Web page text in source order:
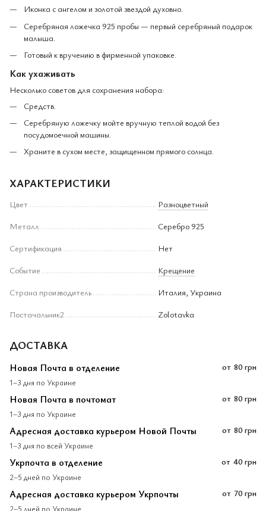
Иконка с ангелом и золотой звездой духовно.
Серебряная ложечка 925 пробы — первый серебряный подарок
малыша.
Готовый к вручению в фирменной упаковке.
Как ухаживать
Несколько советов для сохранения набора:
Средств.
Серебряную ложечку мойте вручную теплой водой без
посудомоечной машины.
Храните в сухом месте, защищенном прямого солнца.
ХАРАКТЕРИСТИКИ
Цвет
Разноцветный
Металл
Серебро 925
Сертификация
Нет
Событие
Крещение
Страна производитель
Италия, Украина
Постачальник2
Zolotavka
ДОСТАВКА
Новая Почта в отделение
1–3 дня по Украине
от 80 грн
Новая Почта в почтомат
1–3 дня по Украине
от 80 грн
Адресная доставка курьером Новой Почты
1–3 дня по всей Украине
от 80 грн
Укрпочта в отделение
2–5 дней по Украине
от 40 грн
Адресная доставка курьером Укрпочты от 70 грн